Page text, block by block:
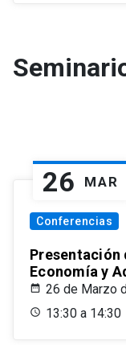
26 MAR
Conferencias
Presentación
Economía y
26 de Marzo
13:30 a 14:30